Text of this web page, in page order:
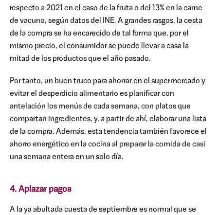
respecto a 2021 en el caso de la fruta o del 13% en la carne
de vacuno, según datos del INE. A grandes rasgos, la cesta
de la compra se ha encarecido de tal forma que, por el
mismo precio, el consumidor se puede llevar a casa la
mitad de los productos que el año pasado.
Por tanto, un buen truco para ahorrar en el supermercado y
evitar el desperdicio alimentario es planificar con
antelación los menús de cada semana, con platos que
compartan ingredientes, y, a partir de ahí, elaborar una lista
de la compra. Además, esta tendencia también favorece el
ahorro energético en la cocina al preparar la comida de casi
una semana entera en un solo día.
4. Aplazar pagos
A la ya abultada cuesta de septiembre es normal que se